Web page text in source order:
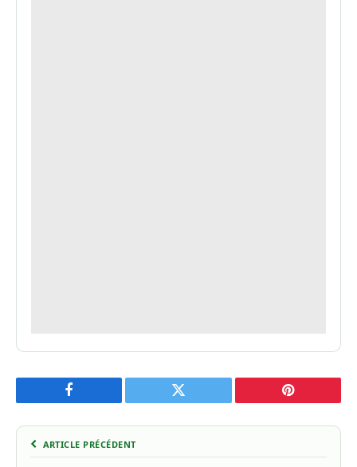
Facebook Twitter Pinterest
ARTICLE PRÉCÉDENT